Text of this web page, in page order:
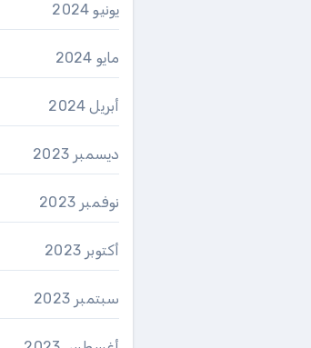
يونيو 2024
مايو 2024
أبريل 2024
ديسمبر 2023
نوفمبر 2023
أكتوبر 2023
سبتمبر 2023